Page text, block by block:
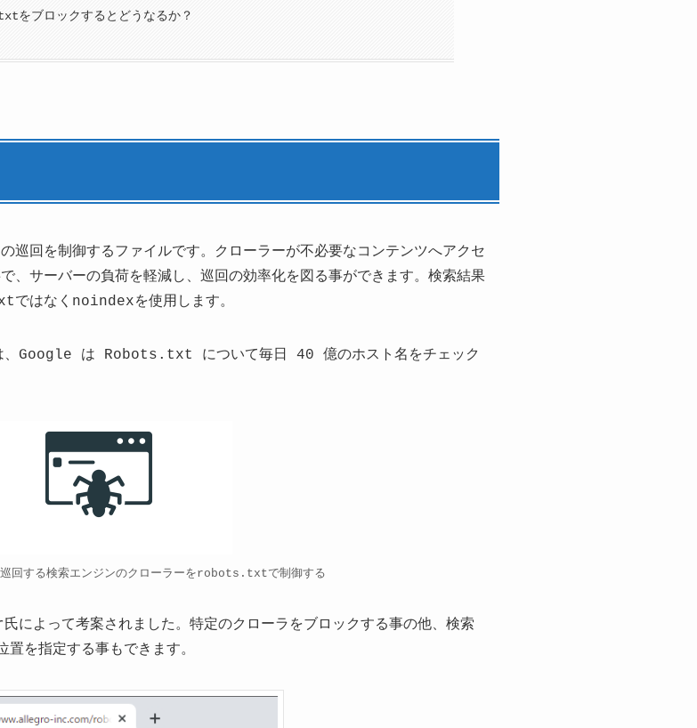
ブロックするとどうなるか？
巡回を制御するファイルです。クローラーが不必要なコンテンツへアクセ
サーバーの負荷を軽減し、巡回の効率化を図る事ができます。検索結果
はなくnoindexを使用します。
、Google は Robots.txt について毎日 40 億のホスト名をチェック
巡回する検索エンジンのクローラーをrobots.txtで制御する
て考案されました。特定のクローラをブロックする事の他、検索
を指定する事もできます。